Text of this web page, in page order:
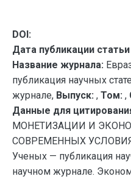
DOI:
Дата публикации
Название журнала:
публикация научных
журнале, Выпуск: , Том: ,
Данные для
МОНЕТИЗАЦИИ И
СОВРЕМЕННЫХ
Ученых — публикация
научном журнале.